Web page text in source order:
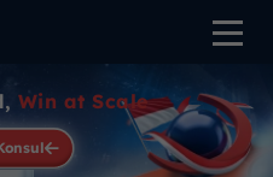
Win at Scale